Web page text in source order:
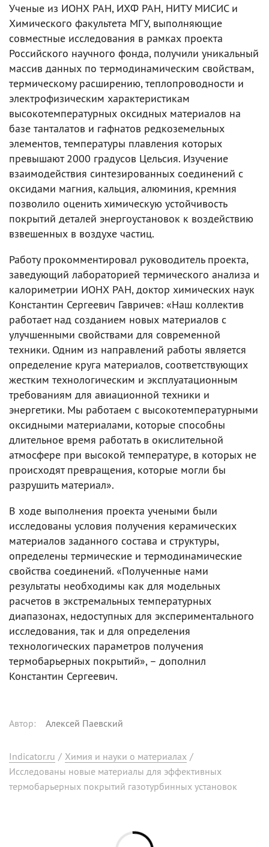
Ученые из ИОНХ РАН, ИХФ РАН, НИТУ МИСИС и
Химического факультета МГУ, выполняющие
совместные исследования в рамках проекта
Российского научного фонда, получили уникальный
массив данных по термодинамическим свойствам,
термическому расширению, теплопроводности и
электрофизическим характеристикам
высокотемпературных оксидных материалов на
базе танталатов и гафнатов редкоземельных
элементов, температуры плавления которых
превышают 2000 градусов Цельсия. Изучение
взаимодействия синтезированных соединений с
оксидами магния, кальция, алюминия, кремния
позволило оценить химическую устойчивость
покрытий деталей энергоустановок к воздействию
взвешенных в воздухе частиц.
Работу прокомментировал руководитель проекта,
заведующий лабораторией термического анализа и
калориметрии ИОНХ РАН, доктор химических наук
Константин Сергеевич Гавричев: «Наш коллектив
работает над созданием новых материалов с
улучшенными свойствами для современной
техники. Одним из направлений работы является
определение круга материалов, соответствующих
жестким технологическим и эксплуатационным
требованиям для авиационной техники и
энергетики. Мы работаем с высокотемпературными
оксидными материалами, которые способны
длительное время работать в окислительной
атмосфере при высокой температуре, в которых не
происходят превращения, которые могли бы
разрушить материал».
В ходе выполнения проекта учеными были
исследованы условия получения керамических
материалов заданного состава и структуры,
определены термические и термодинамические
свойства соединений. «Полученные нами
результаты необходимы как для модельных
расчетов в экстремальных температурных
диапазонах, недоступных для экспериментального
исследования, так и для определения
технологических параметров получения
термобарьерных покрытий», – дополнил
Константин Сергеевич.
Автор: Алексей Паевский
Indicator.ru / Химия и науки о материалах /
Исследованы новые материалы для эффективных
термобарьерных покрытий газотурбинных установок